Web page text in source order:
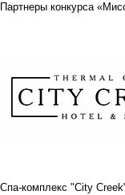
Партнеры конкурса
Спа-комплекс "City